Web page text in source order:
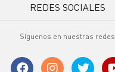
REDES SOCIALES
Síguenos en nuestras redes